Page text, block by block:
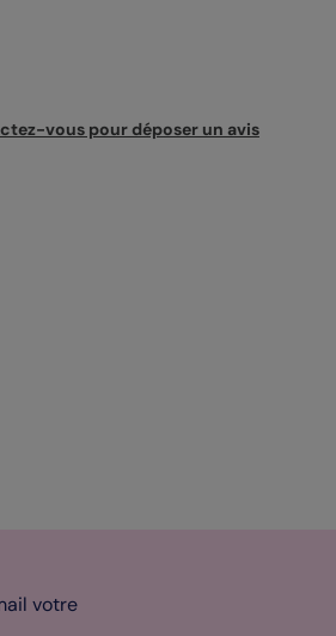
vous pour déposer un avis
votre